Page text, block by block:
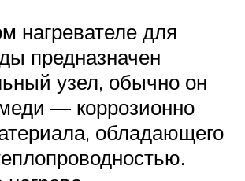
нагревателе для
предназначен
узел, обычно он
— коррозионно
обладающего